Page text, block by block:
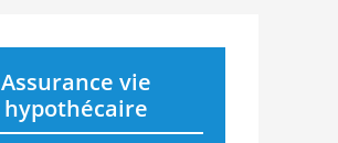
Assurance vie
hypothécaire